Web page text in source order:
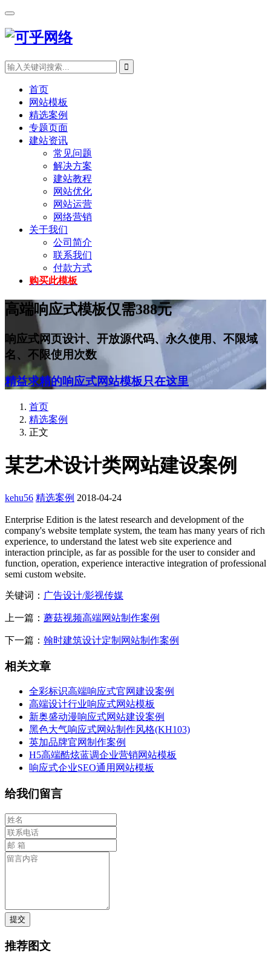
首页
网站模板
精选案例
专题页面
建站资讯
常见问题
解决方案
建站教程
网站优化
网站运营
网络营销
关于我们
公司简介
联系我们
付款方式
购买此模板
高端响应式模板仅需388元
响应式网页设计、开放源代码、永久使用、不限域
名、不限使用次数
精益求精的响应式网站模板只在这里
首页
精选案例
正文
某艺术设计类网站建设案例
kehu56 精选案例 2018-04-24
Enterprise Edition is the latest research and development of the
company's website template system, the team has many years of rich
experience, to understand the latest web site experience and
interaction principle, as far as possible for the user to consider and
function, operation, experience interactive integration of professional
semi custom website.
关键词： 广告设计/影视传媒
上一篇： 蘑菇视频高端网站制作案例
下一篇： 翰时建筑设计定制网站制作案例
相关文章
全彩标识高端响应式官网建设案例
高端设计行业响应式网站模板
新奥盛动漫响应式网站建设案例
黑色大气响应式网站制作风格(KH103)
英加品牌官网制作案例
H5高端酷炫蓝调企业营销网站模板
响应式企业SEO通用网站模板
给我们留言
提交
推荐图文